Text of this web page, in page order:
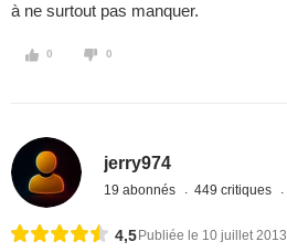
à ne surtout pas manquer.
0 0
jerry974
19 abonnés 449 critiques
4,5 Publiée le 10 juillet 2013